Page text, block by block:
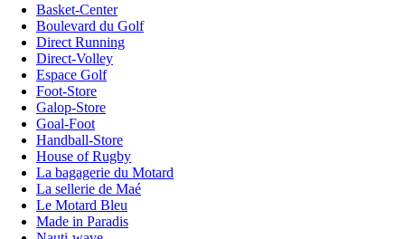
Basket-Center
Boulevard du Golf
Direct Running
Direct-Volley
Espace Golf
Foot-Store
Galop-Store
Goal-Foot
Handball-Store
House of Rugby
La bagagerie du Motard
La sellerie de Maé
Le Motard Bleu
Made in Paradis